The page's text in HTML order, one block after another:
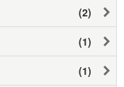
(2)
(1)
(1)